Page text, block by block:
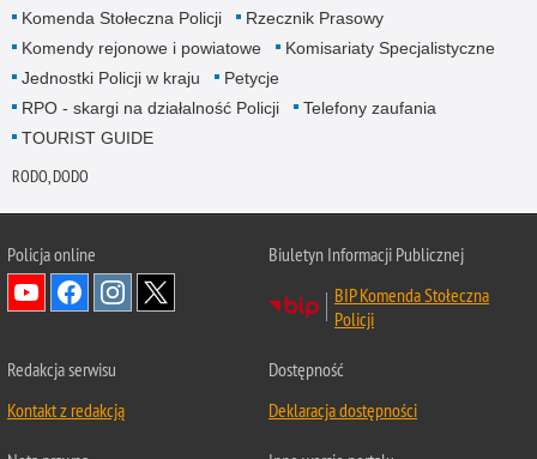
Komenda Stołeczna Policji
Rzecznik Prasowy
Komendy rejonowe i powiatowe
Komisariaty Specjalistyczne
Jednostki Policji w kraju
Petycje
RPO - skargi na działalność Policji
Telefony zaufania
TOURIST GUIDE
RODO, DODO
Policja online
Biuletyn Informacji Publicznej
BIP Komenda Stołeczna
Policji
Redakcja serwisu
Kontakt z redakcją
Dostępność
Deklaracja dostępności